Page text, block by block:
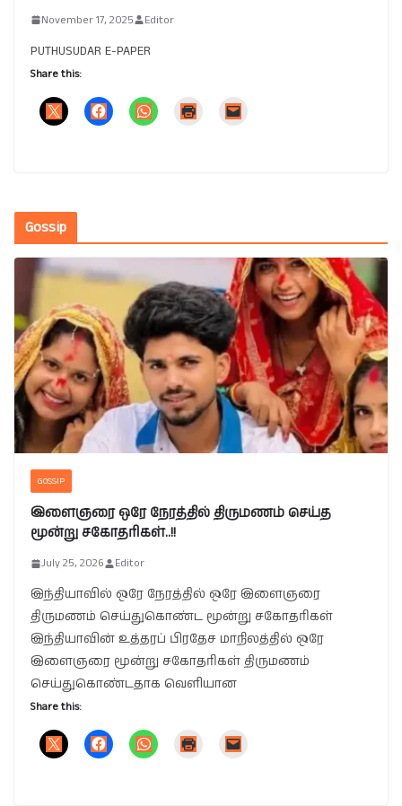
November 17, 2025 Editor
PUTHUSUDAR E-PAPER
Share this:
Gossip
GOSSIP
இளைஞரை ஒரே நேரத்தில் திருமணம் செய்த
மூன்று சகோதரிகள்..!!
July 25, 2026 Editor
இந்தியாவில் ஒரே நேரத்தில் ஒரே இளைஞரை
திருமணம் செய்துகொண்ட மூன்று சகோதரிகள்
இந்தியாவின் உத்தரப் பிரதேச மாநிலத்தில் ஒரே
இளைஞரை மூன்று சகோதரிகள் திருமணம்
செய்துகொண்டதாக வெளியான
Share this: